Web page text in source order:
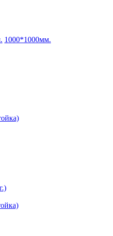
1000*1000мм.